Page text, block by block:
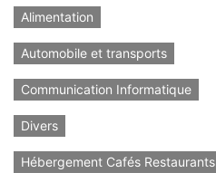
Alimentation
Automobile et transports
Communication Informatique
Divers
Hébergement Cafés Restaurants